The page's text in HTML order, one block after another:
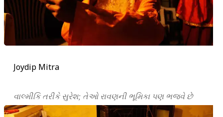
Joydip Mitra
વાલ્મીકિ તરીકે સુરેશ; તેઓ રાવણની ભૂમિકા પણ ભજવે છે